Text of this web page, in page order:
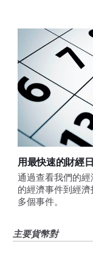
用最快速的財經
通過查看我們的
的經濟事件到經
多個事件。
主要貨幣對